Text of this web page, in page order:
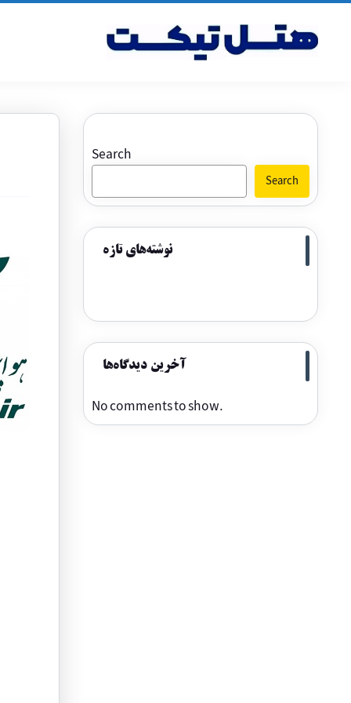
Search
Search
نوشته‌های تازه
آخرین دیدگاه‌ها
No comments to show.